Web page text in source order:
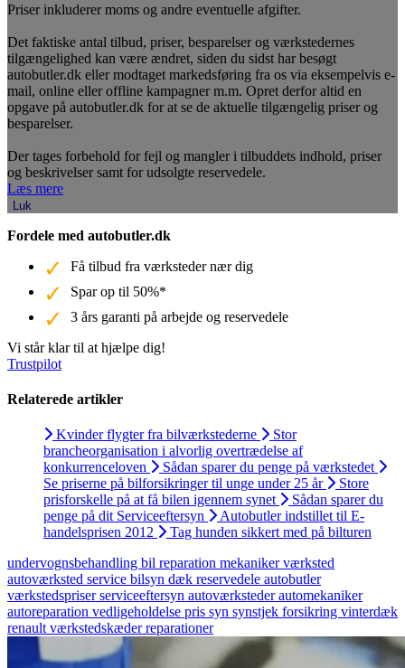
Priser inkluderer moms og andre eventuelle afgifter.
Det faktiske antal tilbud, priser, besparelser og værkstedernes
tilgængelighed kan være ændret, siden du sidst har besøgt
autobutler.dk eller modtaget markedsføring fra os via eksempelvis e-
mail, online eller offline kampagner m.m. Opret derfor altid en
opgave på autobutler.dk for at se de aktuelle tilgængelig priser og
besparelser.
Der tages forbehold for fejl og mangler i tilbuddets indhold, priser
og beskrivelser samt for udsolgte reservedele.
Læs mere
Luk
Fordele med autobutler.dk
Få tilbud fra værksteder nær dig
Spar op til 50%*
3 års garanti på arbejde og reservedele
Vi står klar til at hjælpe dig!
Trustpilot
Relaterede artikler
Kvinder flygter fra bilværkstederne
Stor
brancheorganisation i alvorlig overtrædelse af
konkurrenceloven
Sådan sparer du penge på værkstedet
Se priserne på bilforsikringer til unge under 25 år
Store
prisforskelle på at få bilen igennem synet
Sådan sparer du
penge på dit Serviceeftersyn
Autobutler indstillet til E-
handelsprisen 2012
Tag hunden sikkert med på bilturen
undervognsbehandling bil reparation mekanikerværksted
autoværksted service bilsyn dæk reservedele autobutler
værkstedspriserserviceeftersyn autoværkstederautomekaniker
autoreparation vedligeholdelse pris syn synstjek forsikring vinterdæk
renault værkstedskæderreparationer